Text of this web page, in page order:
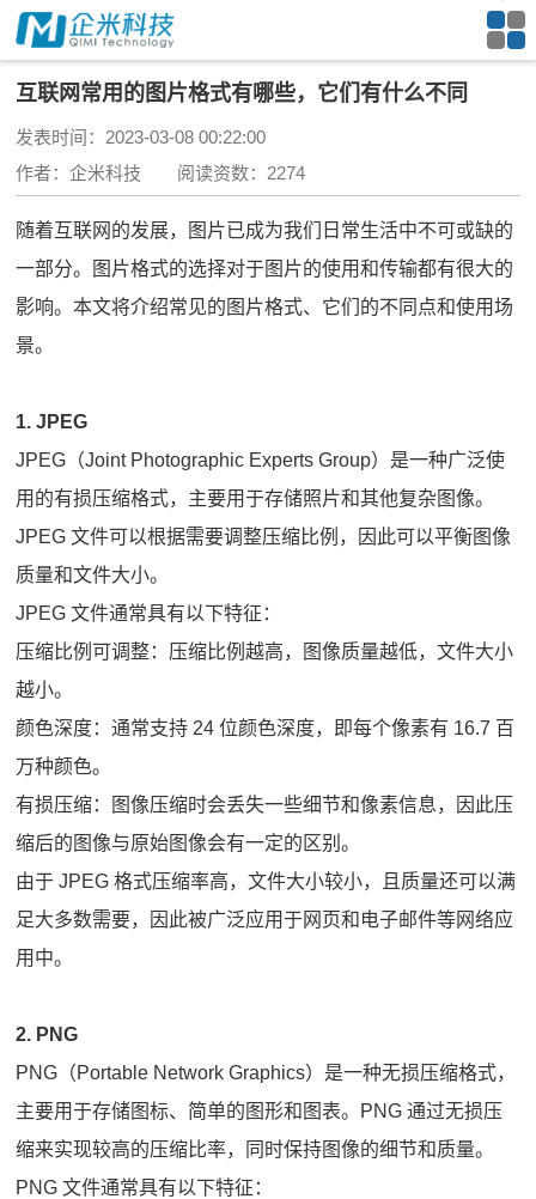
互联网常用的图片格式有哪些，它们有什么不同
发表时间：2023-03-08 00:22:00
作者：企米科技 阅读资数：2274
随着互联网的发展，图片已成为我们日常生活中不可或缺的
一部分。图片格式的选择对于图片的使用和传输都有很大的
影响。本文将介绍常见的图片格式、它们的不同点和使用场
景。
1. JPEG
JPEG（Joint Photographic Experts Group）是一种广泛使
用的有损压缩格式，主要用于存储照片和其他复杂图像。
JPEG 文件可以根据需要调整压缩比例，因此可以平衡图像
质量和文件大小。
JPEG 文件通常具有以下特征：
压缩比例可调整：压缩比例越高，图像质量越低，文件大小
越小。
颜色深度：通常支持 24 位颜色深度，即每个像素有 16.7 百
万种颜色。
有损压缩：图像压缩时会丢失一些细节和像素信息，因此压
缩后的图像与原始图像会有一定的区别。
由于 JPEG 格式压缩率高，文件大小较小，且质量还可以满
足大多数需要，因此被广泛应用于网页和电子邮件等网络应
用中。
2. PNG
PNG（Portable Network Graphics）是一种无损压缩格式，
主要用于存储图标、简单的图形和图表。PNG 通过无损压
缩来实现较高的压缩比率，同时保持图像的细节和质量。
PNG 文件通常具有以下特征：